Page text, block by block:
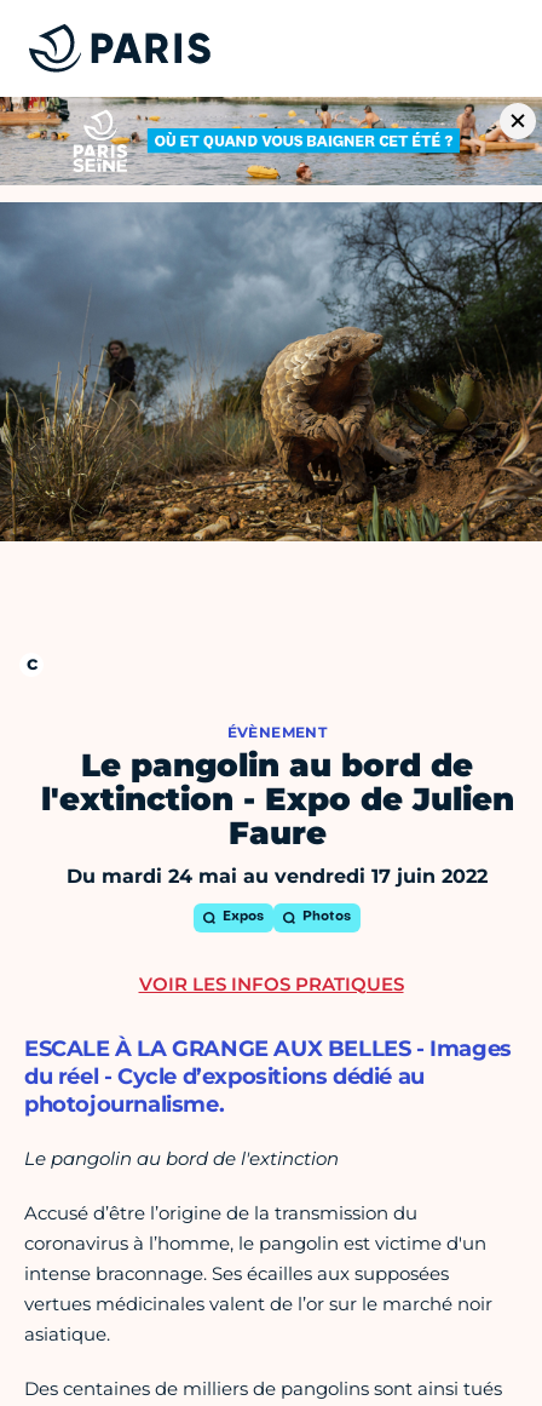
ÉVÈNEMENT
Le pangolin au bord de
l'extinction - Expo de Julien
Faure
Du mardi 24 mai au vendredi 17 juin 2022
Expos Photos
ESCALE À LA GRANGE AUX BELLES - Images
du réel - Cycle d’expositions dédié au
photojournalisme.
Le pangolin au bord de l'extinction
Accusé d’être l’origine de la transmission du
coronavirus à l’homme, le pangolin est victime d'un
intense braconnage. Ses écailles aux supposées
vertues médicinales valent de l’or sur le marché noir
asiatique.
Des centaines de milliers de pangolins sont ainsi tués
VOIR LES INFOS PRATIQUES